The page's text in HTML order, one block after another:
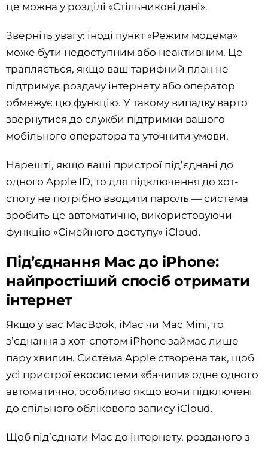
це можна у розділі «Стільникові дані».
Зверніть увагу: іноді пункт «Режим модема»
може бути недоступним або неактивним. Це
трапляється, якщо ваш тарифний план не
підтримує роздачу інтернету або оператор
обмежує цю функцію. У такому випадку варто
звернутися до служби підтримки вашого
мобільного оператора та уточнити умови.
Нарешті, якщо ваші пристрої під’єднані до
одного Apple ID, то для підключення до хот-
споту не потрібно вводити пароль — система
зробить це автоматично, використовуючи
функцію «Сімейного доступу» iCloud.
Під’єднання Mac до iPhone:
найпростіший спосіб отримати
інтернет
Якщо у вас MacBook, iMac чи Mac Mini, то
з’єднання з хот-спотом iPhone займає лише
пару хвилин. Система Apple створена так, щоб
усі пристрої екосистеми «бачили» одне одного
автоматично, особливо якщо вони підключені
до спільного облікового запису iCloud.
Щоб під’єднати Mac до інтернету, розданого з